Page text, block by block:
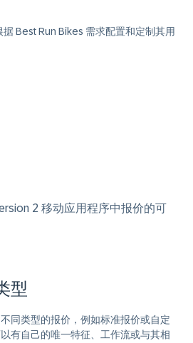
Best Run Bikes 需求配置和定制其用
2 移动应用程序中报价的可
型
同类型的报价，例如标准报价或自定
有自己的唯一特征、工作流或与其相